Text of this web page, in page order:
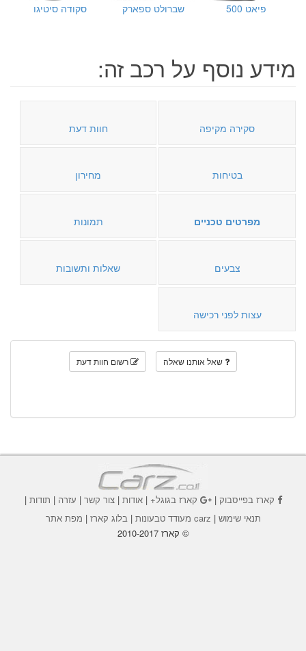
פיאט 500 שברולט ספארק סקודה סיטיגו
מידע נוסף על רכב זה:
סקירה מקיפה חוות דעת
בטיחות מחירון
מפרטים טכניים תמונות
צבעים שאלות ותשובות
עצות לפני רכישה
שאל אותנו שאלה רשום חוות דעת
קארז בפייסבוק| קארז בגוגל+|אודות |צור קשר | עזרה | תודות |
תנאי שימוש | carz מעודד טבעונות | בלוג קארז | מפת אתר
© קארז 2010-2017